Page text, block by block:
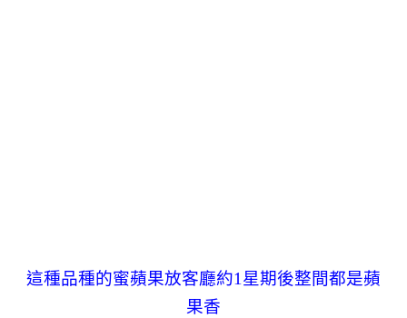
這種品種的蜜蘋果放客廳約1星期後整間都是蘋
果香